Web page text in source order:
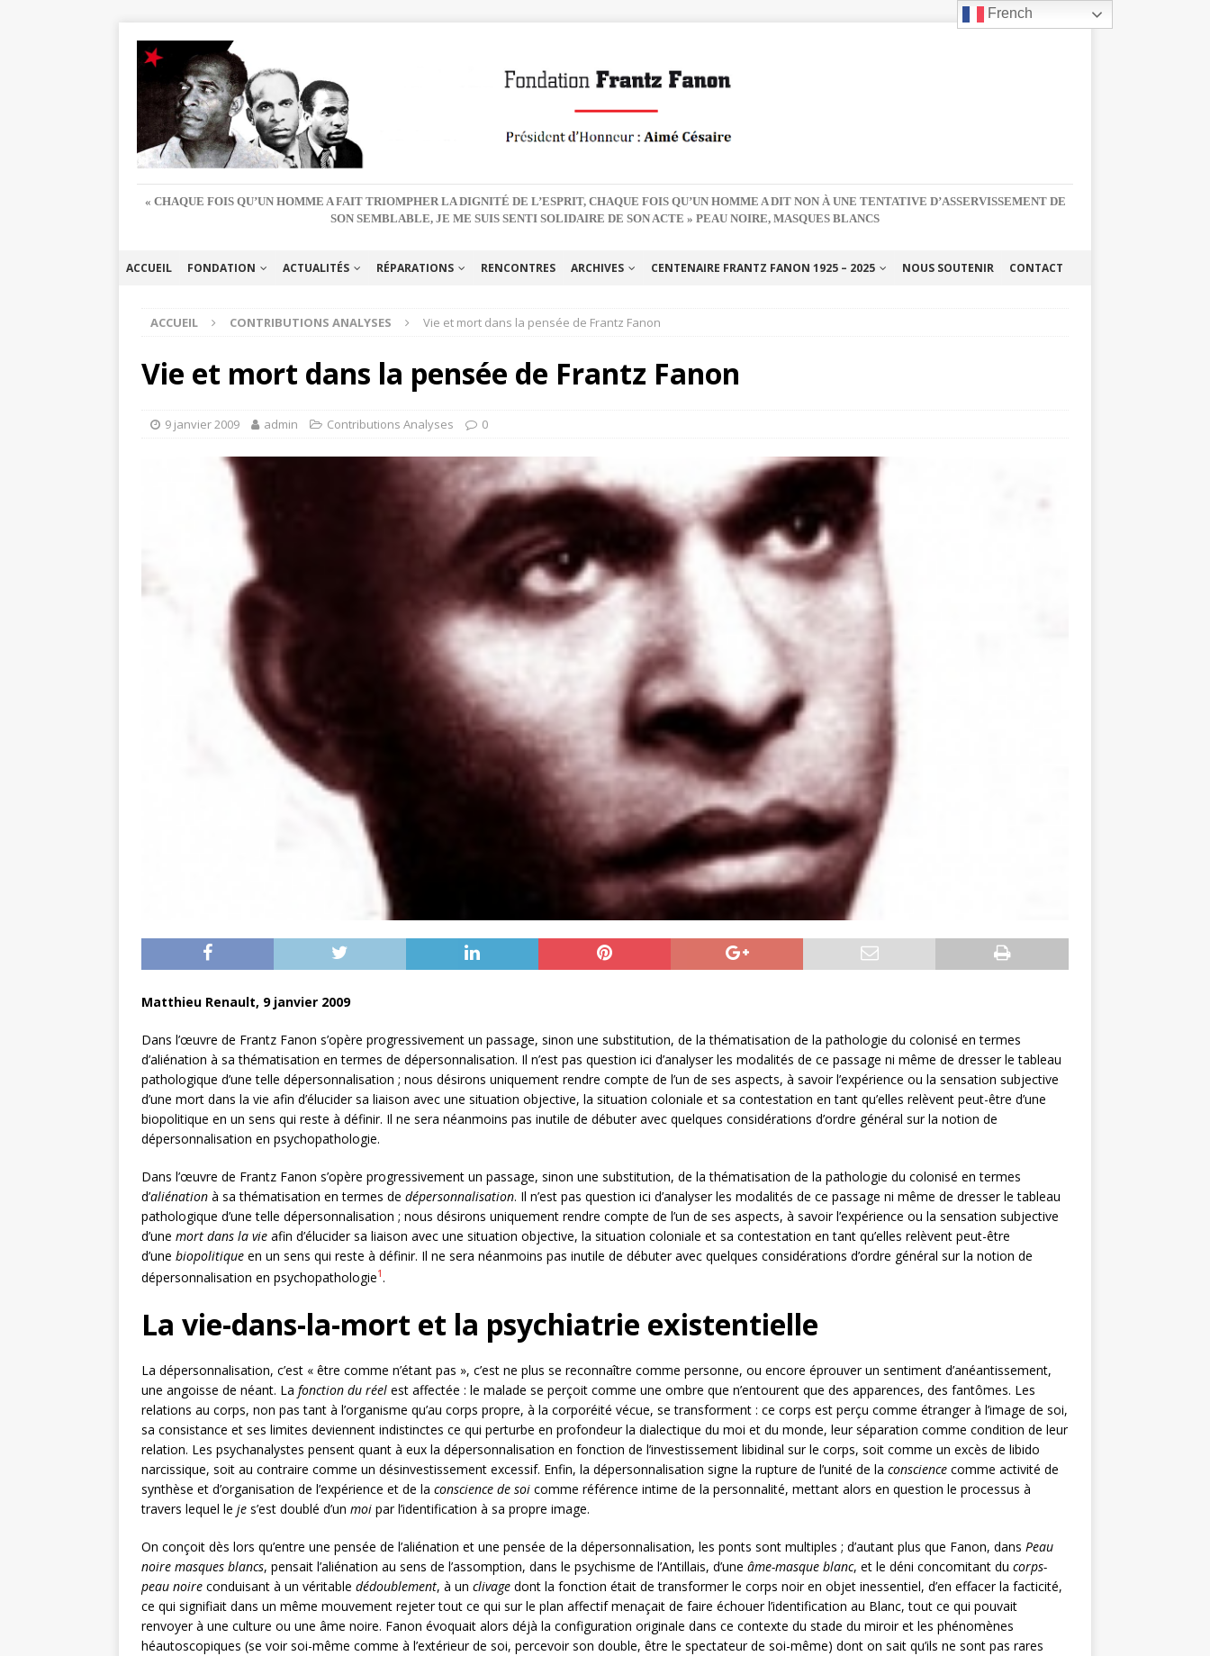
« CHAQUE FOIS QU’UN HOMME A FAIT TRIOMPHER LA DIGNITÉ DE L’ESPRIT, CHAQUE FOIS QU’UN HOMME A DIT NON À UNE TENTATIVE D’ASSERVISSEMENT DE
SON SEMBLABLE, JE ME SUIS SENTI SOLIDAIRE DE SON ACTE » PEAU NOIRE, MASQUES BLANCS
ACCUEIL FONDATION ACTUALITÉS RÉPARATIONS RENCONTRES ARCHIVES CENTENAIRE FRANTZ FANON 1925 – 2025 NOUS SOUTENIR CONTACT
ACCUEIL CONTRIBUTIONS ANALYSES Vie et mort dans la pensée de Frantz Fanon
Vie et mort dans la pensée de Frantz Fanon
9 janvier 2009 admin Contributions Analyses 0
Matthieu Renault, 9 janvier 2009
Dans l’œuvre de Frantz Fanon s’opère progressivement un passage, sinon une substitution, de la thématisation de la pathologie du colonisé en termes
d’aliénation à sa thématisation en termes de dépersonnalisation. Il n’est pas question ici d’analyser les modalités de ce passage ni même de dresser le tableau
pathologique d’une telle dépersonnalisation ; nous désirons uniquement rendre compte de l’un de ses aspects, à savoir l’expérience ou la sensation subjective
d’une mort dans la vie afin d’élucider sa liaison avec une situation objective, la situation coloniale et sa contestation en tant qu’elles relèvent peut-être d’une
biopolitique en un sens qui reste à définir. Il ne sera néanmoins pas inutile de débuter avec quelques considérations d’ordre général sur la notion de
dépersonnalisation en psychopathologie.
Dans l’œuvre de Frantz Fanon s’opère progressivement un passage, sinon une substitution, de la thématisation de la pathologie du colonisé en termes
d’aliénation à sa thématisation en termes de dépersonnalisation. Il n’est pas question ici d’analyser les modalités de ce passage ni même de dresser le tableau
pathologique d’une telle dépersonnalisation ; nous désirons uniquement rendre compte de l’un de ses aspects, à savoir l’expérience ou la sensation subjective
d’une mort dans la vie afin d’élucider sa liaison avec une situation objective, la situation coloniale et sa contestation en tant qu’elles relèvent peut-être
d’une biopolitique en un sens qui reste à définir. Il ne sera néanmoins pas inutile de débuter avec quelques considérations d’ordre général sur la notion de
dépersonnalisation en psychopathologie1.
La vie-dans-la-mort et la psychiatrie existentielle
La dépersonnalisation, c’est « être comme n’étant pas », c’est ne plus se reconnaître comme personne, ou encore éprouver un sentiment d’anéantissement,
une angoisse de néant. La fonction du réel est affectée : le malade se perçoit comme une ombre que n’entourent que des apparences, des fantômes. Les
relations au corps, non pas tant à l’organisme qu’au corps propre, à la corporéité vécue, se transforment : ce corps est perçu comme étranger à l’image de soi,
sa consistance et ses limites deviennent indistinctes ce qui perturbe en profondeur la dialectique du moi et du monde, leur séparation comme condition de leur
relation. Les psychanalystes pensent quant à eux la dépersonnalisation en fonction de l’investissement libidinal sur le corps, soit comme un excès de libido
narcissique, soit au contraire comme un désinvestissement excessif. Enfin, la dépersonnalisation signe la rupture de l’unité de la conscience comme activité de
synthèse et d’organisation de l’expérience et de la conscience de soi comme référence intime de la personnalité, mettant alors en question le processus à
travers lequel le je s’est doublé d’un moi par l’identification à sa propre image.
On conçoit dès lors qu’entre une pensée de l’aliénation et une pensée de la dépersonnalisation, les ponts sont multiples ; d’autant plus que Fanon, dans Peau
noire masques blancs, pensait l’aliénation au sens de l’assomption, dans le psychisme de l’Antillais, d’une âme-masque blanc, et le déni concomitant du corps-
peau noire conduisant à un véritable dédoublement, à un clivage dont la fonction était de transformer le corps noir en objet inessentiel, d’en effacer la facticité,
ce qui signifiait dans un même mouvement rejeter tout ce qui sur le plan affectif menaçait de faire échouer l’identification au Blanc, tout ce qui pouvait
renvoyer à une culture ou une âme noire. Fanon évoquait alors déjà la configuration originale dans ce contexte du stade du miroir et les phénomènes
héautoscopiques (se voir soi-même comme à l’extérieur de soi, percevoir son double, être le spectateur de soi-même) dont on sait qu’ils ne sont pas rares
French